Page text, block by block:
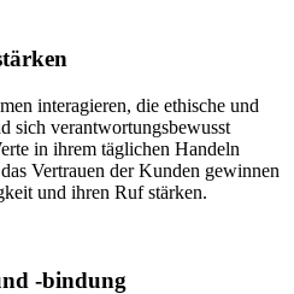
interagieren, die ethische und
sich verantwortungsbewusst
in ihrem täglichen Handeln
Vertrauen der Kunden gewinnen
und ihren Ruf stärken.
-bindung